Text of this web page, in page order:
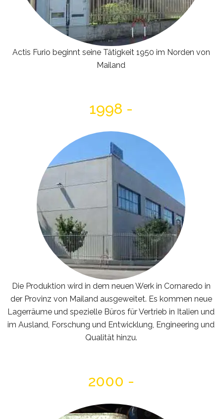
Actis Furio beginnt seine Tätigkeit 1950 im Norden von
Mailand
1998 -
Die Produktion wird in dem neuen Werk in Cornaredo in
der Provinz von Mailand ausgeweitet. Es kommen neue
Lagerräume und spezielle Büros für Vertrieb in Italien und
im Ausland, Forschung und Entwicklung, Engineering und
Qualität hinzu.
2000 -